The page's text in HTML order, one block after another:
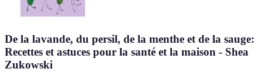
De la lavande, du persil, de la menthe et de la sauge:
Recettes et astuces pour la santé et la maison - Shea
Zukowski